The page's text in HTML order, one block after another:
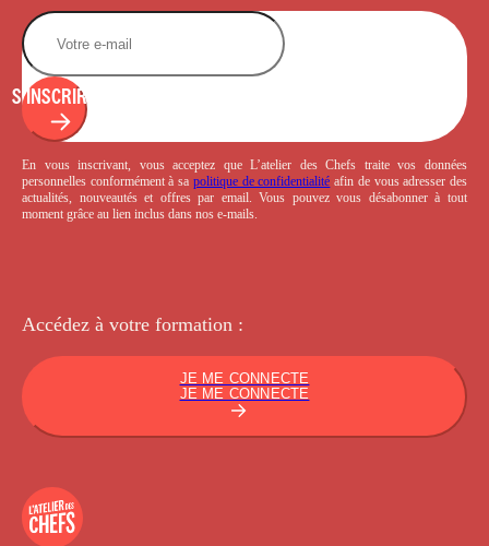
S'INSCRIRE
En vous inscrivant, vous acceptez que L’atelier des Chefs traite vos données
personnelles conformément à sa politique de confidentialité afin de vous adresser des
actualités, nouveautés et offres par email. Vous pouvez vous désabonner à tout
moment grâce au lien inclus dans nos e-mails.
Accédez à votre formation :
JE ME CONNECTE
JE ME CONNECTE